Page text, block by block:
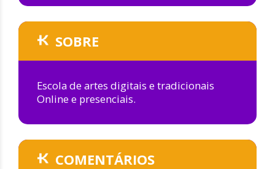
SOBRE
Escola de artes digitais e tradicionais
Online e presenciais.
COMENTÁRIOS